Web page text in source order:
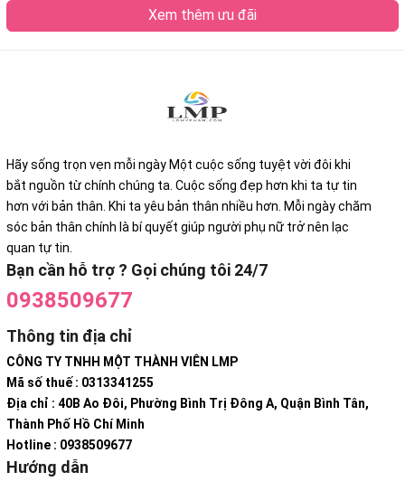
Xem thêm ưu đãi
Hãy sống trọn vẹn mỗi ngày Một cuộc sống tuyệt vời đôi khi
bắt nguồn từ chính chúng ta. Cuộc sống đẹp hơn khi ta tự tin
hơn với bản thân. Khi ta yêu bản thân nhiều hơn. Mỗi ngày chăm
sóc bản thân chính là bí quyết giúp người phụ nữ trở nên lạc
quan tự tin.
Bạn cần hỗ trợ ? Gọi chúng tôi 24/7
0938509677
Thông tin địa chỉ
CÔNG TY TNHH MỘT THÀNH VIÊN LMP
Mã số thuế : 0313341255
Địa chỉ : 40B Ao Đôi, Phường Bình Trị Đông A, Quận Bình Tân,
Thành Phố Hồ Chí Minh
Hotline : 0938509677
Hướng dẫn